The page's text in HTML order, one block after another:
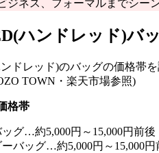
ジネス、フォーマルまでシー
ハンドレッド)バ
ドレッド)のバッグの価格帯を
TOWN・楽天市場参照)
格帯
ッグ…約5,000円～15,000円前後
ーバッグ…約5,000円～15,000円